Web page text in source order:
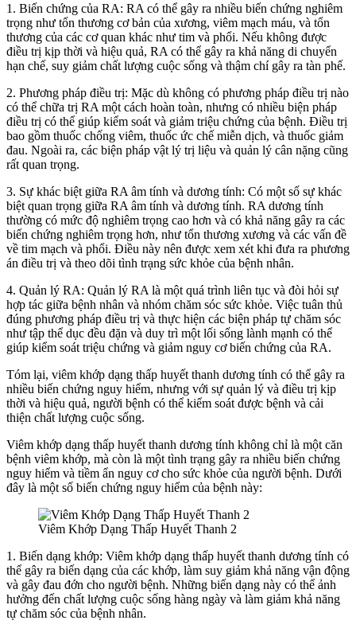
1. Biến chứng của RA: RA có thể gây ra nhiều biến chứng nghiêm
trọng như tổn thương cơ bản của xương, viêm mạch máu, và tổn
thương của các cơ quan khác như tim và phổi. Nếu không được
điều trị kịp thời và hiệu quả, RA có thể gây ra khả năng di chuyển
hạn chế, suy giảm chất lượng cuộc sống và thậm chí gây ra tàn phế.
2. Phương pháp điều trị: Mặc dù không có phương pháp điều trị nào
có thể chữa trị RA một cách hoàn toàn, nhưng có nhiều biện pháp
điều trị có thể giúp kiểm soát và giảm triệu chứng của bệnh. Điều trị
bao gồm thuốc chống viêm, thuốc ức chế miễn dịch, và thuốc giảm
đau. Ngoài ra, các biện pháp vật lý trị liệu và quản lý cân nặng cũng
rất quan trọng.
3. Sự khác biệt giữa RA âm tính và dương tính: Có một số sự khác
biệt quan trọng giữa RA âm tính và dương tính. RA dương tính
thường có mức độ nghiêm trọng cao hơn và có khả năng gây ra các
biến chứng nghiêm trọng hơn, như tổn thương xương và các vấn đề
về tim mạch và phổi. Điều này nên được xem xét khi đưa ra phương
án điều trị và theo dõi tình trạng sức khỏe của bệnh nhân.
4. Quản lý RA: Quản lý RA là một quá trình liên tục và đòi hỏi sự
hợp tác giữa bệnh nhân và nhóm chăm sóc sức khỏe. Việc tuân thủ
đúng phương pháp điều trị và thực hiện các biện pháp tự chăm sóc
như tập thể dục đều đặn và duy trì một lối sống lành mạnh có thể
giúp kiểm soát triệu chứng và giảm nguy cơ biến chứng của RA.
Tóm lại, viêm khớp dạng thấp huyết thanh dương tính có thể gây ra
nhiều biến chứng nguy hiểm, nhưng với sự quản lý và điều trị kịp
thời và hiệu quả, người bệnh có thể kiểm soát được bệnh và cải
thiện chất lượng cuộc sống.
Viêm khớp dạng thấp huyết thanh dương tính không chỉ là một căn
bệnh viêm khớp, mà còn là một tình trạng gây ra nhiều biến chứng
nguy hiểm và tiềm ẩn nguy cơ cho sức khỏe của người bệnh. Dưới
đây là một số biến chứng nguy hiểm của bệnh này:
Viêm Khớp Dạng Thấp Huyết Thanh 2
1. Biến dạng khớp: Viêm khớp dạng thấp huyết thanh dương tính có
thể gây ra biến dạng của các khớp, làm suy giảm khả năng vận động
và gây đau đớn cho người bệnh. Những biến dạng này có thể ảnh
hưởng đến chất lượng cuộc sống hàng ngày và làm giảm khả năng
tự chăm sóc của bệnh nhân.